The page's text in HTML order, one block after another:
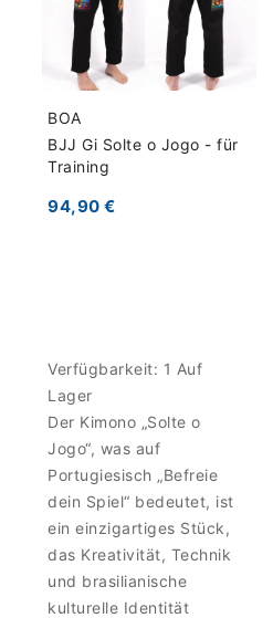
BOA
BJJ Gi Solte o Jogo - für
Training
94,90 €
Verfügbarkeit: 1 Auf
Lager
Der Kimono „Solte o
Jogo“, was auf
Portugiesisch „Befreie
dein Spiel“ bedeutet, ist
ein einzigartiges Stück,
das Kreativität, Technik
und brasilianische
kulturelle Identität